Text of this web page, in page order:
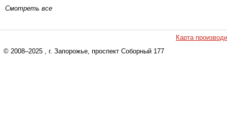
Смотреть все
Карта
© 2008–2025 , г. Запорожье, проспект Соборный 177